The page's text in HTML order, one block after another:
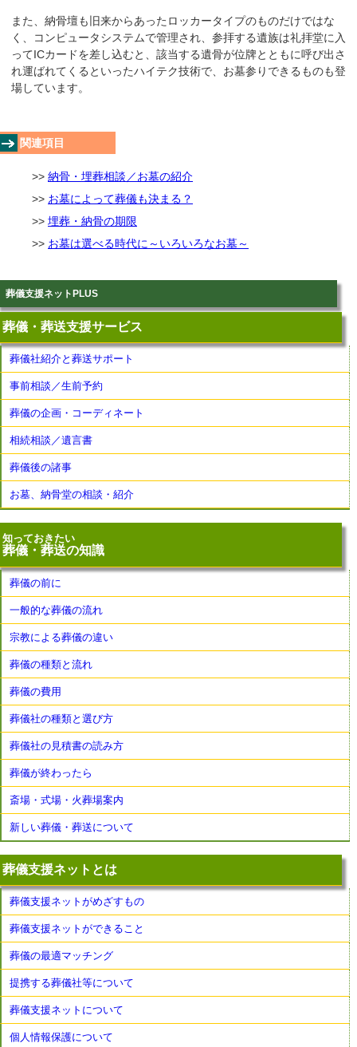
また、納骨壇も旧来からあったロッカータイプのものだけではな
く、コンピュータシステムで管理され、参拝する遺族は礼拝堂に入
ってICカードを差し込むと、該当する遺骨が位牌とともに呼び出さ
れ運ばれてくるといったハイテク技術で、お墓参りできるものも登
場しています。
関連項目
納骨・埋葬相談／お墓の紹介
お墓によって葬儀も決まる？
埋葬・納骨の期限
お墓は選べる時代に～いろいろなお墓～
葬儀支援ネットPLUS
葬儀・葬送支援サービス
葬儀社紹介と葬送サポート
事前相談／生前予約
葬儀の企画・コーディネート
相続相談／遺言書
葬儀後の諸事
お墓、納骨堂の相談・紹介
知っておきたい
葬儀・葬送の知識
葬儀の前に
一般的な葬儀の流れ
宗教による葬儀の違い
葬儀の種類と流れ
葬儀の費用
葬儀社の種類と選び方
葬儀社の見積書の読み方
葬儀が終わったら
斎場・式場・火葬場案内
新しい葬儀・葬送について
葬儀支援ネットとは
葬儀支援ネットがめざすもの
葬儀支援ネットができること
葬儀の最適マッチング
提携する葬儀社等について
葬儀支援ネットについて
個人情報保護について